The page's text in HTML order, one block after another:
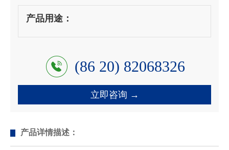
产品用途：
立即咨询 →
(86 20) 82068326
产品详情描述：